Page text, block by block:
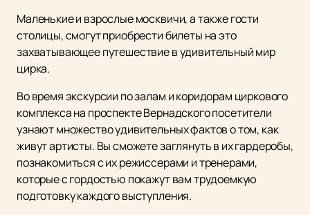
Маленькие и взрослые москвичи, а также гости
столицы, смогут приобрести билеты на это
захватывающее путешествие в удивительный мир
цирка.
Во время экскурсии по залам и коридорам циркового
комплекса на проспекте Вернадского посетители
узнают множество удивительных фактов о том, как
живут артисты. Вы сможете заглянуть в их гардеробы,
познакомиться с их режиссерами и тренерами,
которые с гордостью покажут вам трудоемкую
подготовку каждого выступления.